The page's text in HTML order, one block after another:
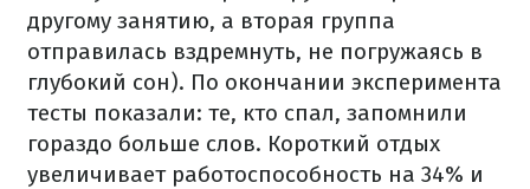
другому занятию, а вторая группа
отправилась вздремнуть, не погружаясь в
глубокий сон). По окончании эксперимента
тесты показали: те, кто спал, запомнили
гораздо больше слов. Короткий отдых
увеличивает работоспособность на 34% и